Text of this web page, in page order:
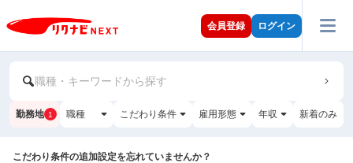
会員登録 ログイン
職種・キーワードから探す
勤務地 1 職種 こだわり条件 雇用形態 年収 新着のみ
こだわり条件の追加設定を忘れていませんか？